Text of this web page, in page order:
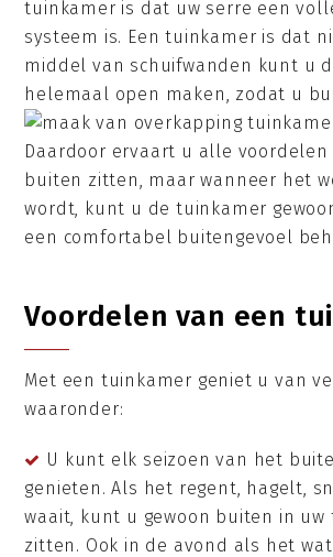
tuinkamer is dat uw serre een
systeem is. Een tuinkamer is dat
middel van schuifwanden kunt u
helemaal open maken, zodat u
Daardoor ervaart u alle
buiten zitten, maar wanneer het
wordt, kunt u de tuinkamer
een comfortabel buitengevoel
Voordelen van een
Met een tuinkamer geniet u van
waaronder:
U kunt elk seizoen van het
genieten. Als het regent, hagelt,
waait, kunt u gewoon buiten in uw
zitten. Ook in de avond als het